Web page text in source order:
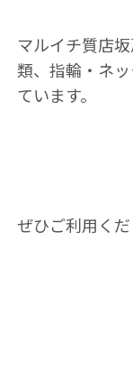
マルイチ質店
類、指輪・ネ
ています。
ぜひご利用くだ